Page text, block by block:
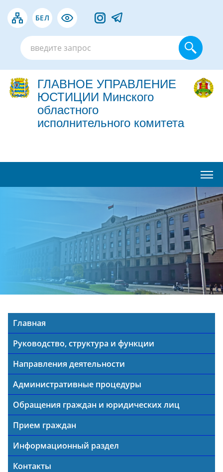
БЕЛ
ГЛАВНОЕ УПРАВЛЕНИЕ
ЮСТИЦИИ Минского
областного
исполнительного комитета
Главная
Руководство, структура и функции
Направления деятельности
Административные процедуры
Обращения граждан и юридических лиц
Прием граждан
Информационный раздел
Контакты